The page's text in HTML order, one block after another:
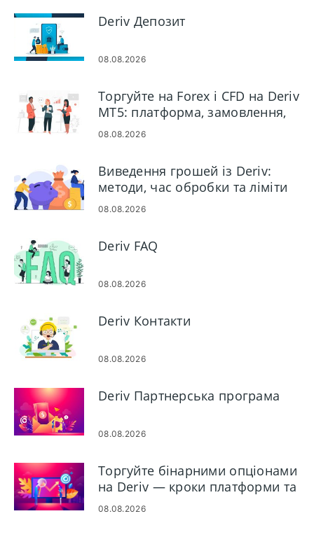
Deriv Депозит
08.08.2026
Торгуйте на Forex і CFD на Deriv
MT5: платформа, замовлення,
ризик
08.08.2026
Виведення грошей із Deriv:
методи, час обробки та ліміти
08.08.2026
Deriv FAQ
08.08.2026
Deriv Контакти
08.08.2026
Deriv Партнерська програма
08.08.2026
Торгуйте бінарними опціонами
на Deriv — кроки платформи та
типи замовлень
08.08.2026